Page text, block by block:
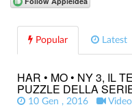
Popular Latest
HAR • MO • NY 3, IL
PUZZLE DELLA
10 Gen , 2016 Video